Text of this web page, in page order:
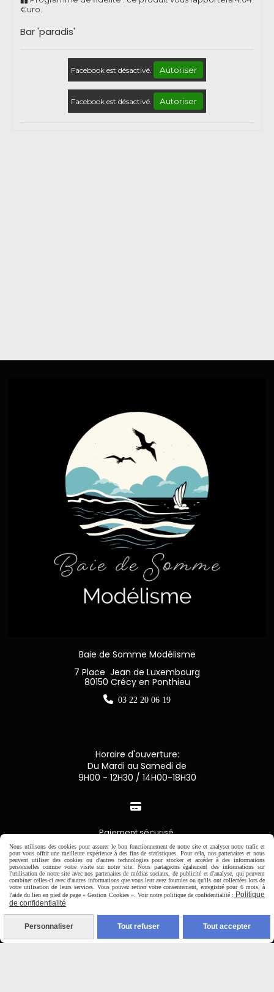
€uro.
Bar 'paradis'
Facebook est désactivé. Autoriser
Facebook est désactivé. Autoriser
Baie de Somme Modélisme
7 Place Jean de Luxembourg
80150 Crécy en Ponthieu
 03 22 20 06 19
Horaire d'ouverture:
Du Mardi au Samedi de
9H00 - 12H30 / 14H00-18H30

Paiement sécurisé
CB Crédit Agricole
Virement bancaire

Nous utilisons des cookies pour assurer le bon fonctionnement de notre site et analyser notre trafic et
pour vous offrir une meilleure expérience à des fins de statistiques. Pour cela, nos partenaires et nous
peuvent utiliser des cookies ou d'autres technologies pour stocker et accéder à des informations
personnelles comme votre visite sur notre site. Nous partageons également des informations sur
l'utilisation de notre site avec nos partenaires de médias sociaux, de publicité et d'analyse, qui peuvent
combiner celles-ci avec d'autres informations que vous leur avez fournies ou qu'ils ont collectées lors de
votre utilisation de leurs services. Vous pouvez retirer votre consentement, enregistré pour 6 mois, à
l'aide du lien en pied de page « Gestion Cookies ». Voir notre politique de confidentialité : Politique
de confidentialité
Personnaliser Tout refuser Tout accepter